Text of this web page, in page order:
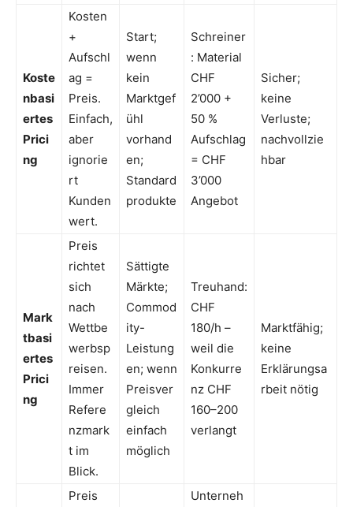
Koste
nbasi
ertes
Prici
ng
Kosten
+
Aufschl
ag =
Preis.
Einfach,
aber
ignorie
rt
Kunden
wert.
Start;
wenn
kein
Marktgef
ühl
vorhand
en;
Standard
produkte
Schreiner
: Material
CHF
2’000 +
50 %
Aufschlag
= CHF
3’000
Angebot
Sicher;
keine
Verluste;
nachvollzie
hbar
Mark
tbasi
ertes
Prici
ng
Preis
richtet
sich
nach
Wettbe
werbsp
reisen.
Immer
Refere
nzmark
t im
Blick.
Sättigte
Märkte;
Commod
ity-
Leistung
en; wenn
Preisver
gleich
einfach
möglich
Treuhand:
CHF
180/h –
weil die
Konkurre
nz CHF
160–200
verlangt
Marktfähig;
keine
Erklärungsa
rbeit nötig
Preis
Unterneh